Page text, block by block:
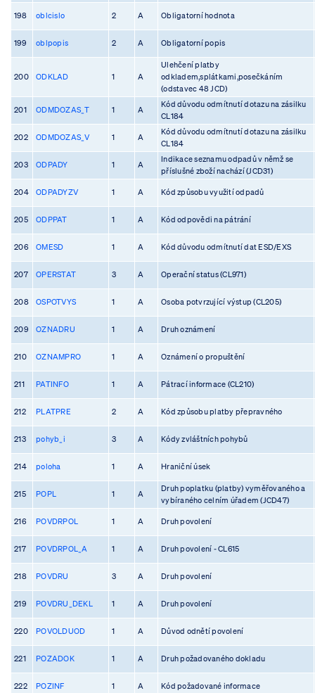
198 oblcislo 2 A Obligatorní hodnota
199 oblpopis 2 A Obligatorní popis
200 ODKLAD 1 A
Ulehčení platby
odkladem,splátkami,posečkáním
(odstavec 48 JCD)
201 ODMDOZAS_T 1 A
Kód důvodu odmítnutí dotazu na zásilku
CL184
202 ODMDOZAS_V 1 A
Kód důvodu odmítnutí dotazu na zásilku
CL184
203 ODPADY 1 A
Indikace seznamu odpadů v němž se
příslušné zboží nachází (JCD31)
204 ODPADYZV 1 A Kód způsobu využití odpadů
205 ODPPAT 1 A Kód odpovědi na pátrání
206 OMESD 1 A Kód důvodu odmítnutí dat ESD/EXS
207 OPERSTAT 3 A Operační status (CL971)
208 OSPOTVYS 1 A Osoba potvrzující výstup (CL205)
209 OZNADRU 1 A Druh oznámení
210 OZNAMPRO 1 A Oznámení o propuštění
211 PATINFO 1 A Pátrací informace (CL210)
212 PLATPRE 2 A Kód způsobu platby přepravného
213 pohyb_i 3 A Kódy zvláštních pohybů
214 poloha 1 A Hraniční úsek
215 POPL 1 A
Druh poplatku (platby) vyměřovaného a
vybíraného celním úřadem (JCD47)
216 POVDRPOL 1 A Druh povolení
217 POVDRPOL_A 1 A Druh povolení - CL615
218 POVDRU 3 A Druh povolení
219 POVDRU_DEKL 1 A Druh povolení
220 POVOLDUOD 1 A Důvod odnětí povolení
221 POZADOK 1 A Druh požadovaného dokladu
222 POZINF 1 A Kód požadované informace